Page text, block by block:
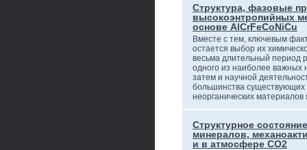
Структура, фазовые
высокоэнтропийных
основе AlCrFeCoNiCu
Вместе с тем, ключевым
остается выбор их
весьма длительный период
одного из наиболее важных
затем и научной
большинства
неорганических
Структурное
минералов,
и в атмосфере CO2